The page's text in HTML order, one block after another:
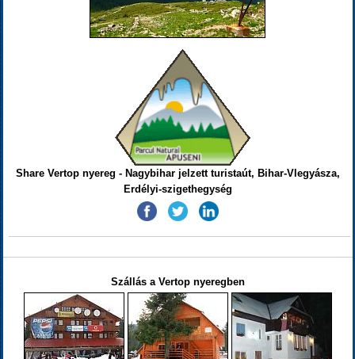
Share Vertop nyereg - Nagybihar jelzett turistaút, Bihar-Vlegyásza,
Erdélyi-szigethegység
Szállás a Vertop nyeregben